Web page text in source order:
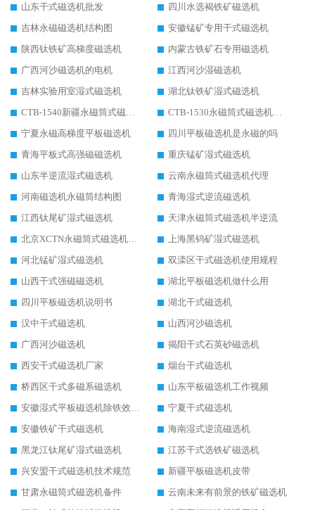
山东干式磁选机批发
四川水选褐铁矿磁选机
吉林永磁磁选机结构图
安徽锰矿专用干式磁选机
陕西钛铁矿高梯度磁选机
内蒙古铁矿石专用磁选机
广西河沙磁选机的电机
江西河沙湿磁选机
吉林实验用室湿式磁选机
湖北钛铁矿湿式磁选机
CTB-1540新疆永磁筒式磁选机
CTB-1530永磁筒式磁选机代理商
宁夏永磁高梯度平板磁选机
四川平板磁选机是永磁的吗
青海平板式高强磁磁选机
重庆锰矿湿式磁选机
山东半逆流湿式磁选机
云南永磁筒式磁选机代理
河南磁选机永磁筒结构图
青海湿式逆流磁选机
江西钛尾矿湿式磁选机
天津永磁筒式磁选机半逆流
北京XCTN永磁筒式磁选机磁块位置
上海黑钨矿湿式磁选机
河北锰矿湿式磁选机
双滦区干式磁选机使用规程
山西干式强磁磁选机
湖北平板磁选机做什么用
四川平板磁选机说明书
湖北干式磁选机
汉中干式磁选机
山西河沙磁选机
广西河沙磁选机
揭阳干式石英砂磁选机
西安干式磁选机厂家
烟台干式磁选机
桥西区干式多磁系磁选机
山东平板磁选机工作视频
安徽湿式平板磁选机除铁效果怎么样
宁夏干式磁选机
安徽铁矿干式磁选机
海南湿式逆流磁选机
黑龙江钛尾矿湿式磁选机
江苏干式选铁矿磁选机
兴安盟干式磁选机技术规范
新疆平板磁选机皮带
甘肃永磁筒式磁选机备件
云南未来有前景的铁矿磁选机